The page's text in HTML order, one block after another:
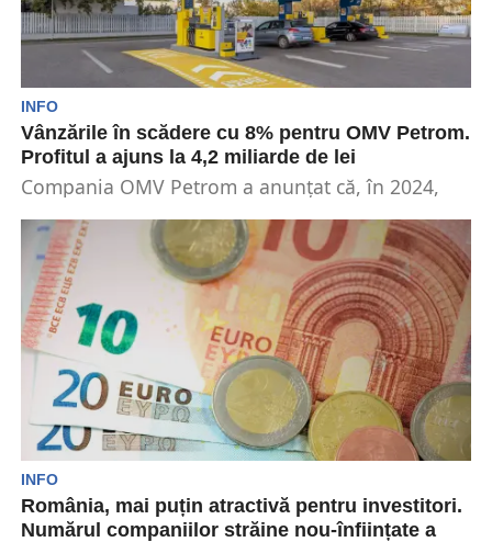
INFO
Vânzările în scădere cu 8% pentru OMV Petrom.
Profitul a ajuns la 4,2 miliarde de lei
Compania OMV Petrom a anunțat că, în 2024,
INFO
România, mai puțin atractivă pentru investitori.
Numărul companiilor străine nou-înființate a